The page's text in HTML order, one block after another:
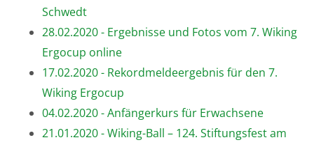
Schwedt
28.02.2020 - Ergebnisse und Fotos vom 7. Wiking
Ergocup online
17.02.2020 - Rekordmeldeergebnis für den 7.
Wiking Ergocup
04.02.2020 - Anfängerkurs für Erwachsene
21.01.2020 - Wiking-Ball – 124. Stiftungsfest am